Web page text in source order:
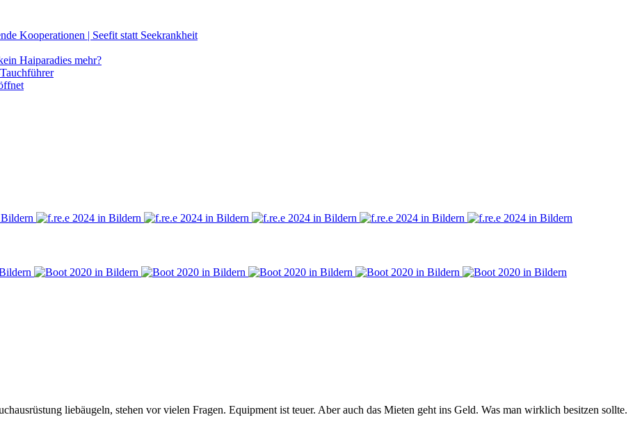
Kooperationen | Seefit statt Seekrankheit
Haiparadies mehr?
liebäugeln, stehen vor vielen Fragen. Equipment ist teuer. Aber auch das Mieten geht ins Geld. Was man wirklich besitzen sollte.